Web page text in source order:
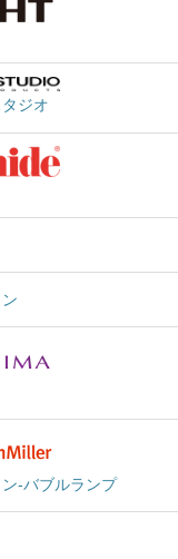
ジオ
-バブルランプ